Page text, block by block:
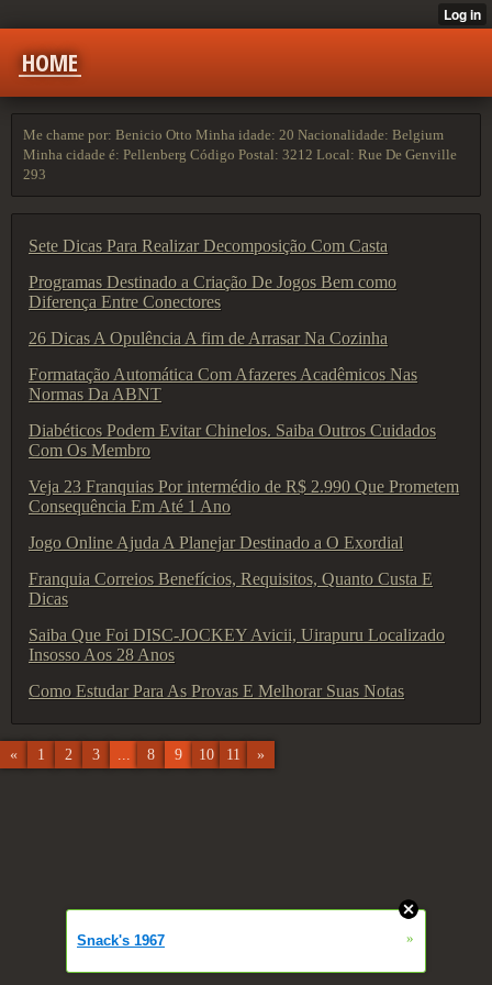
HOME
Me chame por: Benicio Otto Minha idade: 20 Nacionalidade: Belgium
Minha cidade é: Pellenberg Código Postal: 3212 Local: Rue De Genville
293
Sete Dicas Para Realizar Decomposição Com Casta
Programas Destinado a Criação De Jogos Bem como
Diferença Entre Conectores
26 Dicas A Opulência A fim de Arrasar Na Cozinha
Formatação Automática Com Afazeres Acadêmicos Nas
Normas Da ABNT
Diabéticos Podem Evitar Chinelos. Saiba Outros Cuidados
Com Os Membro
Veja 23 Franquias Por intermédio de R$ 2.990 Que Prometem
Consequência Em Até 1 Ano
Jogo Online Ajuda A Planejar Destinado a O Exordial
Franquia Correios Benefícios, Requisitos, Quanto Custa E
Dicas
Saiba Que Foi DISC-JOCKEY Avicii, Uirapuru Localizado
Insosso Aos 28 Anos
Como Estudar Para As Provas E Melhorar Suas Notas
« 1 2 3 ... 8 9 10 11 »
Snack's 1967 »